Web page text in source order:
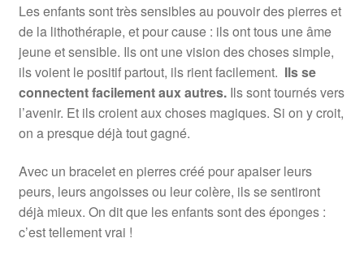
Les enfants sont très sensibles au pouvoir des pierres et
de la lithothérapie, et pour cause : ils ont tous une âme
jeune et sensible. Ils ont une vision des choses simple,
ils voient le positif partout, ils rient facilement. Ils se
connectent facilement aux autres.Ils sont tournés vers
l’avenir. Et ils croient aux choses magiques. Si on y croit,
on a presque déjà tout gagné.
Avec un bracelet en pierres créé pour apaiser leurs
peurs, leurs angoisses ou leur colère, ils se sentiront
déjà mieux. On dit que les enfants sont des éponges :
c’est tellement vrai !